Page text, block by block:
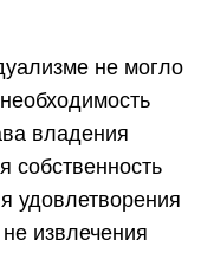
не могло
владения
собственность
удовлетворения
извлечения